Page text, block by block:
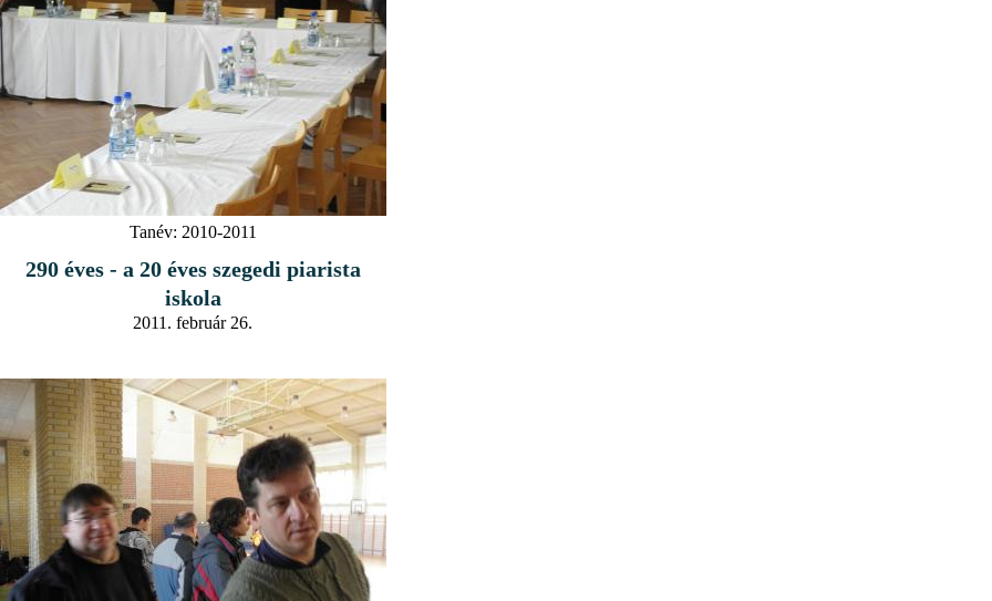
Tanév: 2010-2011
290 éves - a 20 éves szegedi piarista
iskola
2011. február 26.